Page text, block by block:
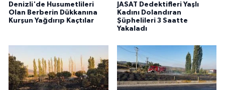
Denizli'de Husumetlileri
Olan Berberin Dükkanına
Kurşun Yağdırıp Kaçtılar
JASAT Dedektifleri Yaşlı
Kadını Dolandıran
Şüphelileri 3 Saatte
Yakaladı